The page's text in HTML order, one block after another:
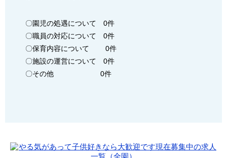
〇園児の処遇について 0件
〇職員の対応について 0件
〇保育内容について 0件
〇施設の運営について 0件
〇その他 0件